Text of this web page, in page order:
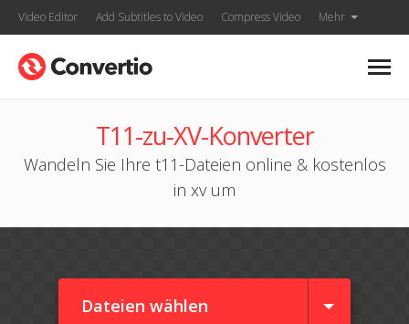
Video Editor Add Subtitles to Video Compress Video Mehr
T11-zu-XV-Konverter
Wandeln Sie Ihre t11-Dateien online & kostenlos
in xv um
Dateien wählen